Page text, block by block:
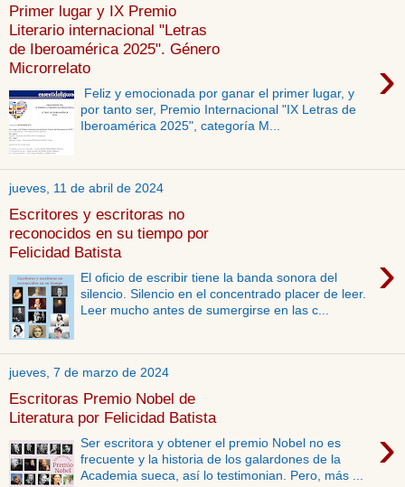
Primer lugar y IX Premio
Literario internacional "Letras
de Iberoamérica 2025". Género
Microrrelato
›
Feliz y emocionada por ganar el primer lugar, y
por tanto ser, Premio Internacional "IX Letras de
Iberoamérica 2025", categoría M...
jueves, 11 de abril de 2024
Escritores y escritoras no
reconocidos en su tiempo por
Felicidad Batista
›
El oficio de escribir tiene la banda sonora del
silencio. Silencio en el concentrado placer de leer.
Leer mucho antes de sumergirse en las c...
jueves, 7 de marzo de 2024
Escritoras Premio Nobel de
Literatura por Felicidad Batista
›
Ser escritora y obtener el premio Nobel no es
frecuente y la historia de los galardones de la
Academia sueca, así lo testimonian. Pero, más ...